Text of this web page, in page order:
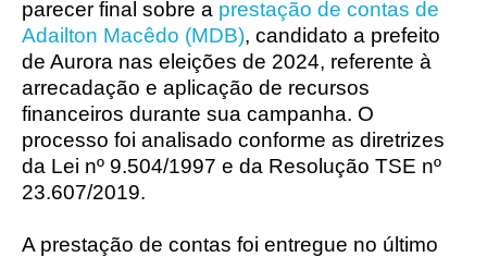
parecer final sobre a prestação de contas de
Adailton Macêdo (MDB), candidato a prefeito
de Aurora nas eleições de 2024, referente à
arrecadação e aplicação de recursos
financeiros durante sua campanha. O
processo foi analisado conforme as diretrizes
da Lei nº 9.504/1997 e da Resolução TSE nº
23.607/2019.
A prestação de contas foi entregue no último